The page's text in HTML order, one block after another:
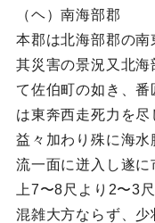
（ヘ）南海部郡
本郡は北海部郡の南
其災害の景況又北
て佐伯町の如き、
は東奔西走死力を
益々加わり殊に海
流一面に迸入し遂
上7〜8尺より2〜3
混雑大方ならず、